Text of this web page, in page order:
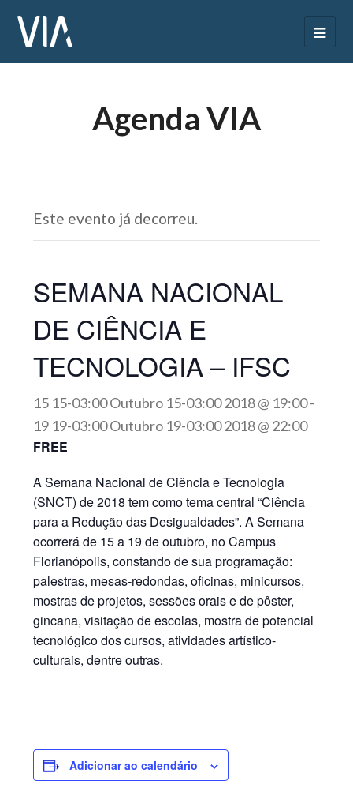
Agenda VIA
Este evento já decorreu.
SEMANA NACIONAL
DE CIÊNCIA E
TECNOLOGIA – IFSC
15 15-03:00 Outubro 15-03:00 2018 @ 19:00-
19 19-03:00 Outubro 19-03:00 2018 @ 22:00
FREE
A Semana Nacional de Ciência e Tecnologia
(SNCT) de 2018 tem como tema central “Ciência
para a Redução das Desigualdades”. A Semana
ocorrerá de 15 a 19 de outubro, no Campus
Florianópolis, constando de sua programação:
palestras, mesas-redondas, oficinas, minicursos,
mostras de projetos, sessões orais e de pôster,
gincana, visitação de escolas, mostra de potencial
tecnológico dos cursos, atividades artístico-
culturais, dentre outras.
Adicionar ao calendário